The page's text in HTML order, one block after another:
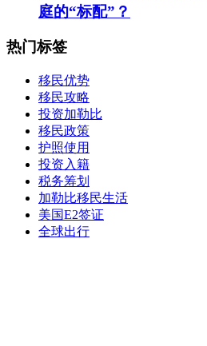
庭的“标配”？
热门标签
移民优势
移民攻略
投资加勒比
移民政策
护照使用
投资入籍
税务筹划
加勒比移民生活
美国E2签证
全球出行